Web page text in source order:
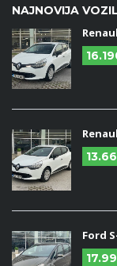
NAJNOVIJA
Ford